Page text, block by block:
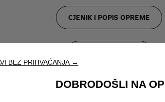
CJENIK I POPIS OPREME
REZERVIRAJ TEST VOŽNJU
BEZ PRIHVAĆANJA →
DOBRODOŠLI NA